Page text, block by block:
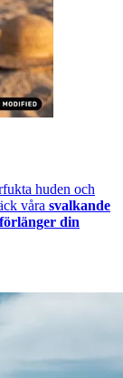
huden och
våra svalkande
förlänger din